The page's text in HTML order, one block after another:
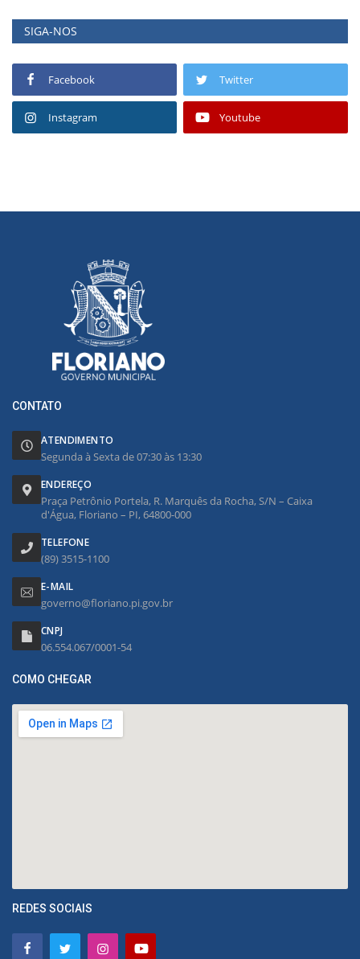
SIGA-NOS
Facebook Twitter
Instagram Youtube
CONTATO
ATENDIMENTO
Segunda à Sexta de 07:30 às 13:30
ENDEREÇO
Praça Petrônio Portela, R. Marquês da Rocha, S/N – Caixa
d'Água, Floriano – PI, 64800-000
TELEFONE
(89) 3515-1100
E-MAIL
governo@floriano.pi.gov.br
CNPJ
06.554.067/0001-54
COMO CHEGAR
REDES SOCIAIS